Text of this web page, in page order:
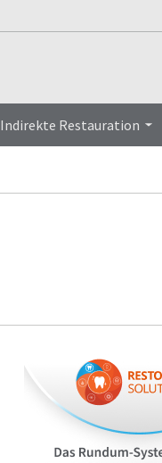
Indirekte Restauration